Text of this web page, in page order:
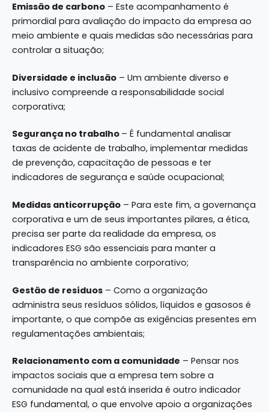
Emissão de carbono – Este acompanhamento é
primordial para avaliação do impacto da empresa ao
meio ambiente e quais medidas são necessárias para
controlar a situação;
Diversidade e inclusão – Um ambiente diverso e
inclusivo compreende a responsabilidade social
corporativa;
Segurança no trabalho – É fundamental analisar
taxas de acidente de trabalho, implementar medidas
de prevenção, capacitação de pessoas e ter
indicadores de segurança e saúde ocupacional;
Medidas anticorrupção – Para este fim, a governança
corporativa e um de seus importantes pilares, a ética,
precisa ser parte da realidade da empresa, os
indicadores ESG são essenciais para manter a
transparência no ambiente corporativo;
Gestão de resíduos – Como a organização
administra seus resíduos sólidos, líquidos e gasosos é
importante, o que compõe as exigências presentes em
regulamentações ambientais;
Relacionamento com a comunidade – Pensar nos
impactos sociais que a empresa tem sobre a
comunidade na qual está inserida é outro indicador
ESG fundamental, o que envolve apoio a organizações